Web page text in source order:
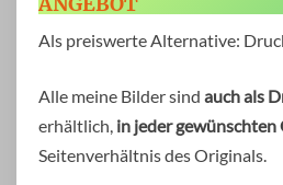
Als preiswerte Alternative:
Alle meine Bilder sind auch als
erhältlich, in jeder gewünschten
Seitenverhältnis des Originals.